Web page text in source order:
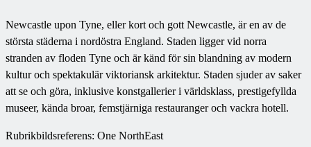
Newcastle upon Tyne, eller kort och gott Newcastle, är en av de
största städerna i nordöstra England. Staden ligger vid norra
stranden av floden Tyne och är känd för sin blandning av modern
kultur och spektakulär viktoriansk arkitektur. Staden sjuder av saker
att se och göra, inklusive konstgallerier i världsklass, prestigefyllda
museer, kända broar, femstjärniga restauranger och vackra hotell.
Rubrikbildsreferens: One NorthEast